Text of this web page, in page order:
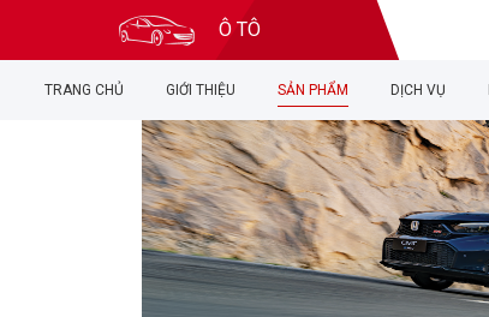
Ô TÔ
TRANG CHỦ GIỚI THIỆU SẢN PHẨM DỊCH VỤ